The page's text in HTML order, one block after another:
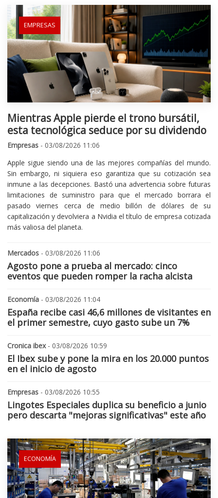
EMPRESAS
Mientras Apple pierde el trono bursátil,
esta tecnológica seduce por su dividendo
Empresas - 03/08/2026 11:06
Apple sigue siendo una de las mejores compañías del mundo.
Sin embargo, ni siquiera eso garantiza que su cotización sea
inmune a las decepciones. Bastó una advertencia sobre futuras
limitaciones de suministro para que el mercado borrara el
pasado viernes cerca de medio billón de dólares de su
capitalización y devolviera a Nvidia el título de empresa cotizada
más valiosa del planeta.
Mercados - 03/08/2026 11:06
Agosto pone a prueba al mercado: cinco
eventos que pueden romper la racha alcista
Economía - 03/08/2026 11:04
España recibe casi 46,6 millones de visitantes en
el primer semestre, cuyo gasto sube un 7%
Cronica ibex- 03/08/2026 10:59
El Ibex sube y pone la mira en los 20.000 puntos
en el inicio de agosto
Empresas - 03/08/2026 10:55
Lingotes Especiales duplica su beneficio a junio
pero descarta "mejoras significativas" este año
ECONOMÍA